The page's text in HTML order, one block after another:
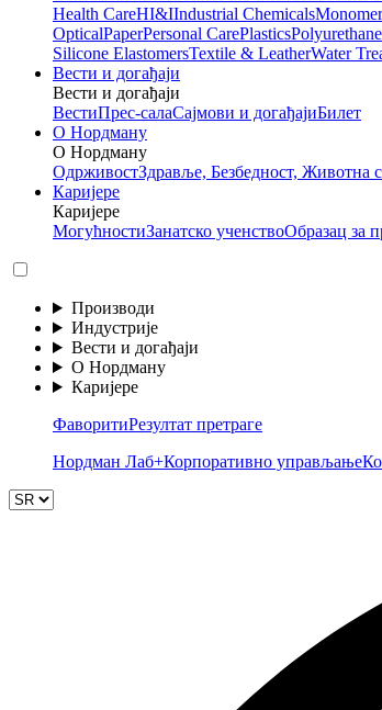
Health CareHI&IIndustrial Chemicals
OpticalPaperPersonal CarePlastics
Silicone ElastomersTextile & LeatherWater
Вести и догађаји
Вести и догађаји
ВестиПрес-салаСајмови и догађајиБилет
О Нордману
О Нордману
ОдрживостЗдравље, Безбедност, Животна
Каријере
Каријере
МогућностиЗанатско ученствоОбразац за
Производи
Индустрије
Вести и догађаји
О Нордману
Каријере
ФаворитиРезултат претраге
Нордман Лаб+Корпоративно управљање